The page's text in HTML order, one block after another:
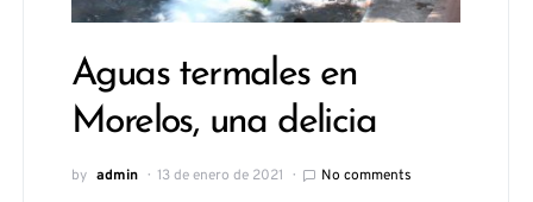
Aguas termales en
Morelos, una delicia
by admin 13 de enero de 2021 No comments